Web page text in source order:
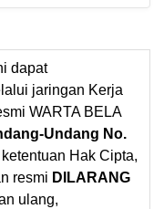
dapat
jaringan Kerja
WARTA BELA
Undang No.
Hak Cipta,
resmi DILARANG
ulang,